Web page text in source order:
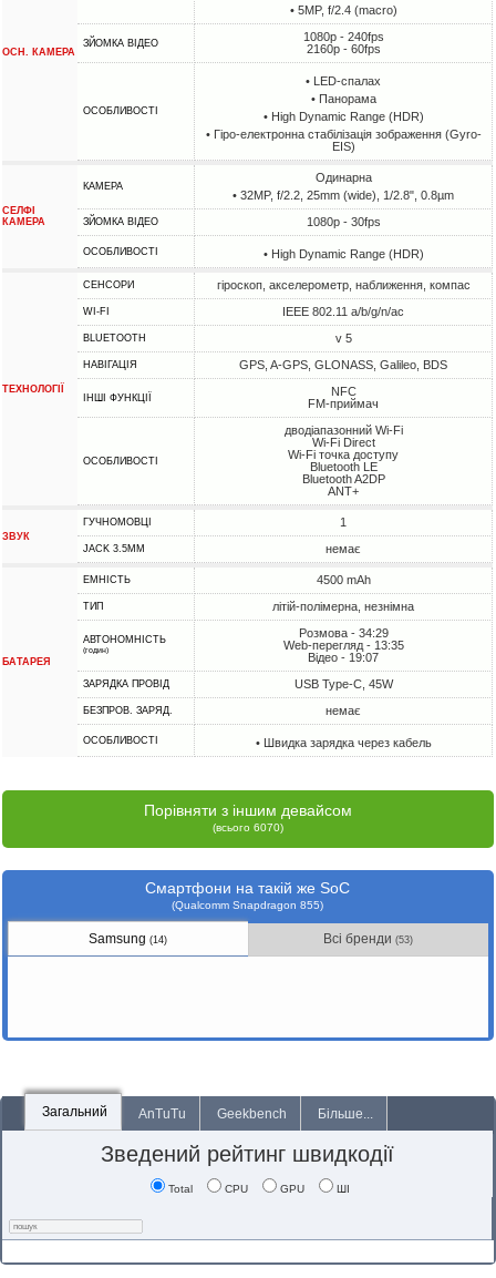
ОСН. КАМЕРА
• 5MP, f/2.4 (macro)
ЗЙОМКА ВІДЕО
1080p - 240fps
2160p - 60fps
ОСОБЛИВОСТІ
• LED-спалах
• Панорама
• High Dynamic Range (HDR)
• Гіро-електронна стабілізація зображення (Gyro-
EIS)
СЕЛФІ
КАМЕРА
КАМЕРА
Одинарна
• 32MP, f/2.2, 25mm (wide), 1/2.8", 0.8µm
ЗЙОМКА ВІДЕО 1080p - 30fps
ОСОБЛИВОСТІ • High Dynamic Range (HDR)
ТЕХНОЛОГІЇ
СЕНСОРИ гіроскоп, акселерометр, наближення, компас
WI-FI IEEE 802.11 a/b/g/n/ac
BLUETOOTH v 5
НАВІГАЦІЯ GPS, A-GPS, GLONASS, Galileo, BDS
ІНШІ ФУНКЦІЇ
NFC
FM-приймач
ОСОБЛИВОСТІ
дводіапазонний Wi-Fi
Wi-Fi Direct
Wi-Fi точка доступу
Bluetooth LE
Bluetooth A2DP
ANT+
ЗВУК
ГУЧНОМОВЦІ 1
JACK 3.5MM немає
БАТАРЕЯ
ЕМНІСТЬ 4500 mAh
ТИП літій-полімерна, незнімна
АВТОНОМНІСТЬ
(годин)
Розмова - 34:29
Web-перегляд - 13:35
Відео - 19:07
ЗАРЯДКА ПРОВІД USB Type-C, 45W
БЕЗПРОВ. ЗАРЯД. немає
ОСОБЛИВОСТІ • Швидка зарядка через кабель
Порівняти з іншим девайсом
(всього 6070)
Смартфони на такій же SoC
(Qualcomm Snapdragon 855)
Samsung(14) Всі бренди(53)
Загальний AnTuTu Geekbench Більше...
Зведений рейтинг швидкодії
Total CPU GPU ШІ